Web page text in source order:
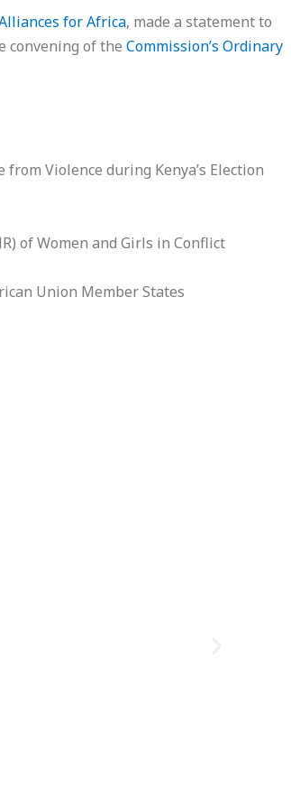
for Africa, made a statement to
convening of the Commission’s Ordinary
from Violence during Kenya’s Election
of Women and Girls in Conflict
Union Member States